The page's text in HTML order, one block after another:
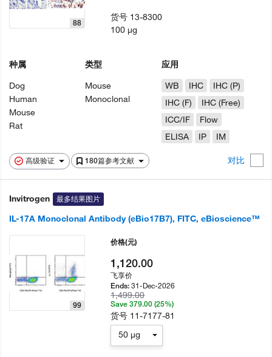
高级验证 180篇参考文献 对比
88
种属
Dog
Human
Mouse
Rat
类型
Mouse
Monoclonal
应用
WB
IHC
IHC (P)
IHC (F)
IHC (Free)
ICC/IF
Flow
ELISA
IP IM
货号 13-8300
100 µg
Invitrogen 最多结果图片
IL-17A Monoclonal Antibody (eBio17B7), FITC, eBioscience™
99
价格(元)
1,120.00
飞享价
Ends:31-Dec-2026
1,499.00
Save 379.00 (25%)
货号 11-7177-81
50 µg